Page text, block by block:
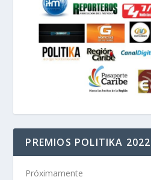
PREMIOS POLITIKA 2022
Próximamente